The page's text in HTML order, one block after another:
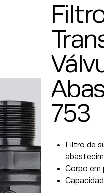
753
Filtro de
Corpo em